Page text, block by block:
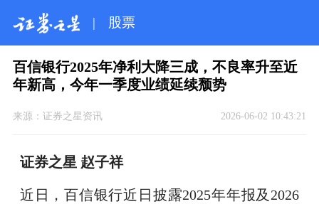
| 股票
百信银行2025年净利大降三成，不良率升至近
年新高，今年一季度业绩延续颓势
来源： 证券之星资讯 2026-06-02 10:43:21
证券之星 赵子祥
近日，百信银行近日披露2025年年报及2026